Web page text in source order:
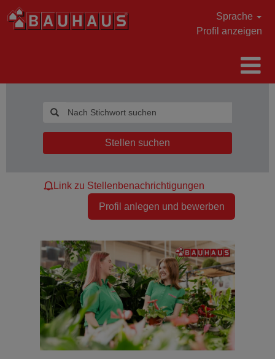
Sprache
Profil anzeigen
Stellen suchen
Link zu Stellenbenachrichtigungen
Profil anlegen und bewerben